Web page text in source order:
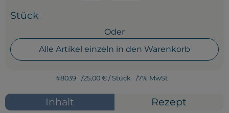
Über uns
Service
Stück
Oder
Alle Artikel einzeln in den Warenkorb
#8039 25,00 €/ Stück 7% MwSt
Inhalt Rezept